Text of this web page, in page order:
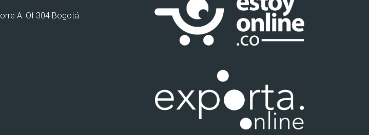
A. Of 304 Bogotá